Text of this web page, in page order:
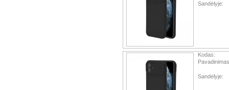
Sandėlyje:
Kodas:
Sandėlyje: